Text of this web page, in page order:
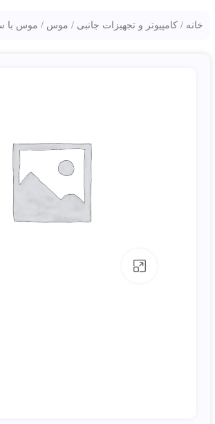
خانه کامپیوتر و تجهیزات جانبی موس موس با